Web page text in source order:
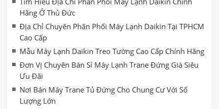
Hãng Ở Thủ Đức
Địa Chỉ Chuyên Phân Phối Máy Lạnh Daikin Tại TPHCM
Cao Cấp
Mẫu Máy Lạnh Daikin Treo Tường Cao Cấp Chính Hãng
Đơn Vị Chuyên Bán Sỉ Máy Lạnh Trane Đứng Giá Siêu
Ưu Đãi
Nơi Bán Máy Trane Tủ Đứng Cho Chung Cư Với Số
Lượng Lớn